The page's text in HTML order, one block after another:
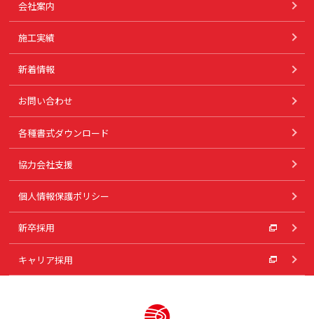
会社案内
施工実績
新着情報
お問い合わせ
各種書式ダウンロード
協力会社支援
個人情報保護ポリシー
新卒採用
キャリア採用